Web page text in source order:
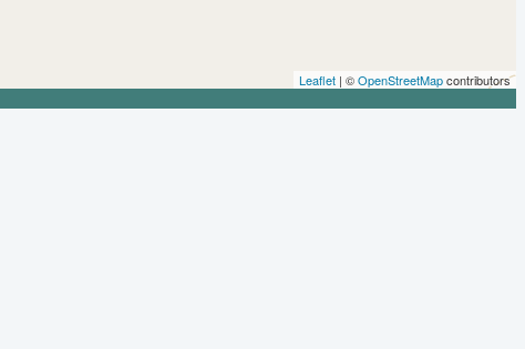
Leaflet | ©OpenStreetMapcontributors